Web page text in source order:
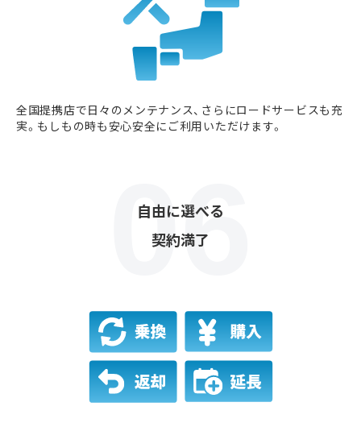
全国提携店で日々のメンテナンス、さらにロードサービスも充
実。もしもの時も安心安全にご利用いただけます。
自由に選べる
契約満了